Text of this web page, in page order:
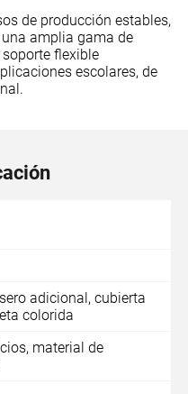
de producción estables,
amplia gama de
flexible
escolares, de
adicional, cubierta
colorida
material de